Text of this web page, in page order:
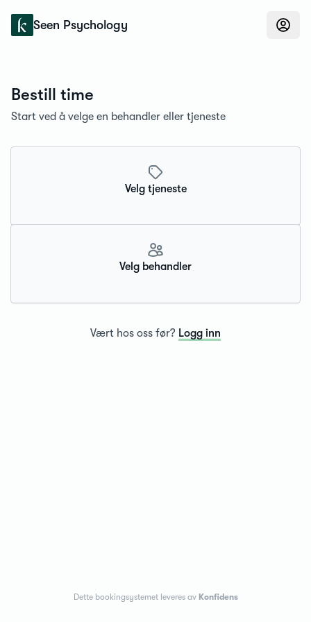
Seen Psychology
Bestill time
Start ved å velge en behandler eller tjeneste
Velg tjeneste
Velg behandler
Vært hos oss før? Logg inn
Dette bookingsystemet leveres av Konfidens